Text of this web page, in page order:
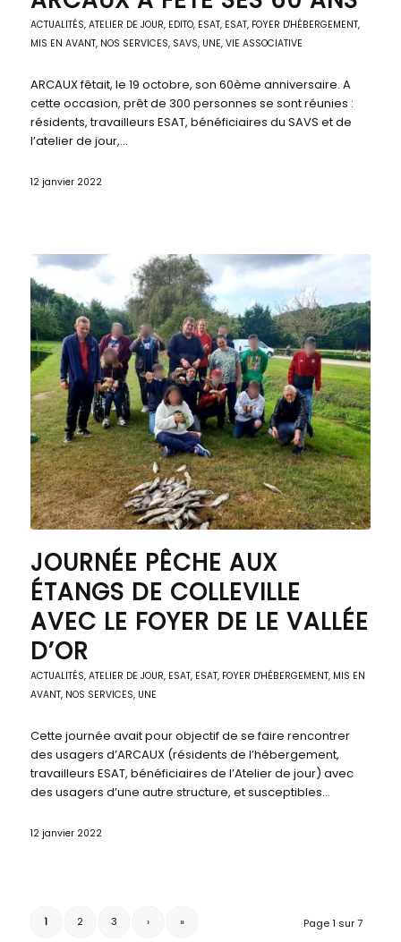
ACTUALITÉS, ATELIER DE JOUR, EDITO, ESAT, ESAT, FOYER D'HÉBERGEMENT,
MIS EN AVANT, NOS SERVICES, SAVS, UNE, VIE ASSOCIATIVE
ARCAUX fêtait, le 19 octobre, son 60ème anniversaire. A
cette occasion, prêt de 300 personnes se sont réunies :
résidents, travailleurs ESAT, bénéficiaires du SAVS et de
l’atelier de jour,…
12 janvier 2022
JOURNÉE PÊCHE AUX
ÉTANGS DE COLLEVILLE
AVEC LE FOYER DE LE VALLÉE
D’OR
ACTUALITÉS, ATELIER DE JOUR, ESAT, ESAT, FOYER D'HÉBERGEMENT, MIS EN
AVANT, NOS SERVICES, UNE
Cette journée avait pour objectif de se faire rencontrer
des usagers d’ARCAUX (résidents de l’hébergement,
travailleurs ESAT, bénéficiaires de l’Atelier de jour) avec
des usagers d’une autre structure, et susceptibles…
12 janvier 2022
Page 1 sur 7
1 2 3 › »